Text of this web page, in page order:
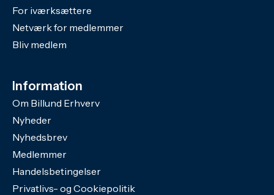
For iværksættere
Netværk for medlemmer
Bliv medlem
Information
Om Billund Erhverv
Nyheder
Nyhedsbrev
Medlemmer
Handelsbetingelser
Privatlivs- og Cookiepolitik